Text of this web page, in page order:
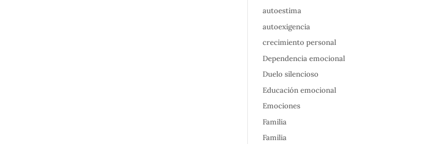
autoestima
autoexigencia
crecimiento personal
Dependencia emocional
Duelo silencioso
Educación emocional
Emociones
Familia
Familia